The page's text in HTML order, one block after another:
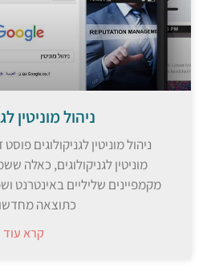
ניהול מוניטין
ניהול מוניטין לגניקולוגים
מוניטין לגניקולוגים, כאלה
מקמפיינים שליליים באינטרנט
כתוצאה
קרא עוד